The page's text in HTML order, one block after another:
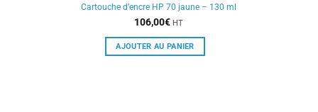
Cartouche d’encre HP 70 jaune – 130 ml
106,00€ HT
AJOUTER AU PANIER